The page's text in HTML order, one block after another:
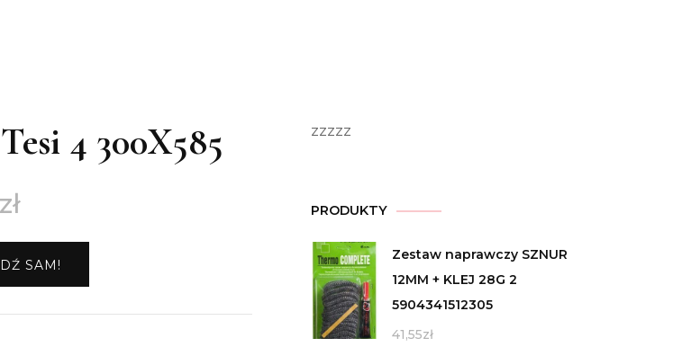
4 300X585
zł
SAM!
zzzzz
PRODUKTY
Zestaw naprawczy SZNUR
12MM + KLEJ 28G 2
5904341512305
41,55zł